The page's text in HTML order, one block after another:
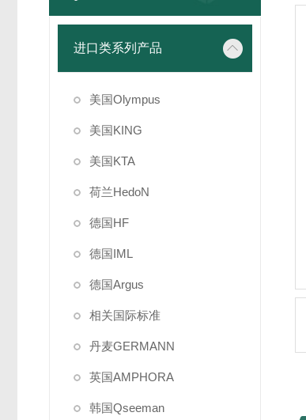
进口类系列产品
美国Olympus
美国KING
美国KTA
荷兰HedoN
德国HF
德国IML
德国Argus
相关国际标准
丹麦GERMANN
英国AMPHORA
韩国Qseeman